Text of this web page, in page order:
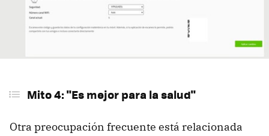
Mito 4: "Es mejor para la salud"
Otra preocupación frecuente está relacionada